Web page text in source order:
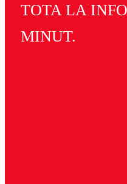
TOTA LA
MINUT.